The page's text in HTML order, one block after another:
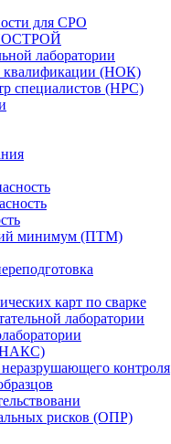
для СРО
НОСТРОЙ
лаборатории
квалификации (НОК)
специалистов (НРС)
минимум (ПТМ)
карт по сварке
лаборатории
контроля
рисков (ОПР)